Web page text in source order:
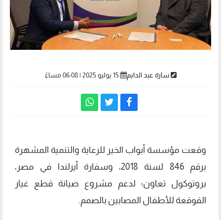
سارة عبد الدايم
وقعت مؤسسة أبواب الخير للرعاية والتنمية المشهرة
برقم 846 لسنة 2018، وسفارة أيرلندا في مصر،
بروتوكول تعاون؛ لدعم مشروع صيانة قطع غيار
القوقعة للأطفال المصابين بالصمم.